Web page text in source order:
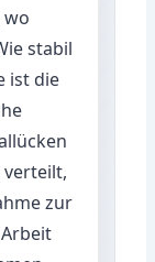
stabil
ist die
verteilt,
zur